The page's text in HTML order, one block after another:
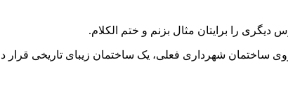
را برایتان مثال بزنم و ختم الکلام.
شهرداری فعلی، یک ساختمان زیبای تاریخی قرار